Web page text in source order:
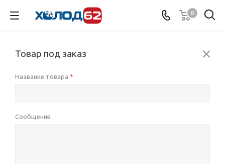
0
Товар под заказ
Название товара *
Сообщение